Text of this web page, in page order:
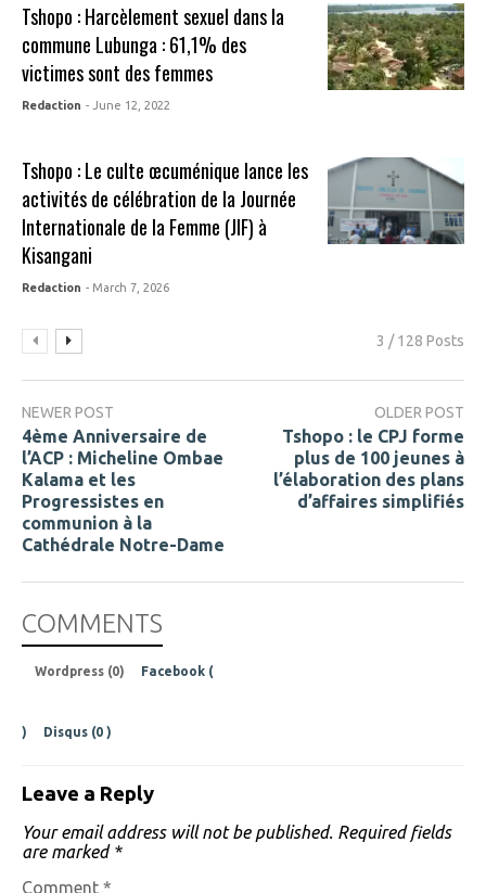
Tshopo : Harcèlement sexuel dans la
commune Lubunga : 61,1% des
victimes sont des femmes
Redaction - June 12, 2022
Tshopo : Le culte œcuménique lance les
activités de célébration de la Journée
Internationale de la Femme (JIF) à
Kisangani
Redaction - March 7, 2026
3 / 128 Posts
NEWER POST
4ème Anniversaire de
l’ACP : Micheline Ombae
Kalama et les
Progressistes en
communion à la
Cathédrale Notre-Dame
OLDER POST
Tshopo : le CPJ forme
plus de 100 jeunes à
l’élaboration des plans
d’affaires simplifiés
COMMENTS
Wordpress (0) Facebook (
) Disqus (0 )
Leave a Reply
Your email address will not be published. Required fields
are marked *
Comment *